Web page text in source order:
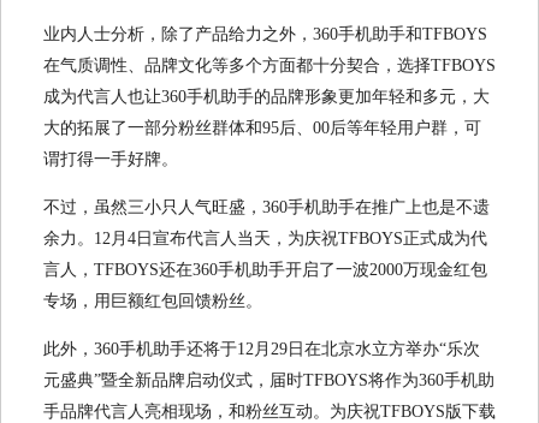
业内人士分析，除了产品给力之外，360手机助手和TFBOYS
在气质调性、品牌文化等多个方面都十分契合，选择TFBOYS
成为代言人也让360手机助手的品牌形象更加年轻和多元，大
大的拓展了一部分粉丝群体和95后、00后等年轻用户群，可
谓打得一手好牌。
不过，虽然三小只人气旺盛，360手机助手在推广上也是不遗
余力。12月4日宣布代言人当天，为庆祝TFBOYS正式成为代
言人，TFBOYS还在360手机助手开启了一波2000万现金红包
专场，用巨额红包回馈粉丝。
此外，360手机助手还将于12月29日在北京水立方举办“乐次
元盛典”暨全新品牌启动仪式，届时TFBOYS将作为360手机助
手品牌代言人亮相现场，和粉丝互动。为庆祝TFBOYS版下载